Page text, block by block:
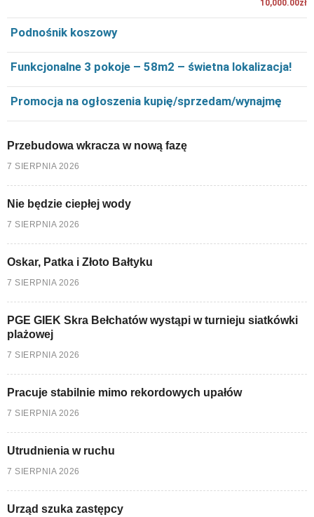
10,000.00zł
Podnośnik koszowy
Funkcjonalne 3 pokoje – 58m2 – świetna lokalizacja!
Promocja na ogłoszenia kupię/sprzedam/wynajmę
Przebudowa wkracza w nową fazę
7 SIERPNIA 2026
Nie będzie ciepłej wody
7 SIERPNIA 2026
Oskar, Patka i Złoto Bałtyku
7 SIERPNIA 2026
PGE GIEK Skra Bełchatów wystąpi w turnieju siatkówki
plażowej
7 SIERPNIA 2026
Pracuje stabilnie mimo rekordowych upałów
7 SIERPNIA 2026
Utrudnienia w ruchu
7 SIERPNIA 2026
Urząd szuka zastępcy